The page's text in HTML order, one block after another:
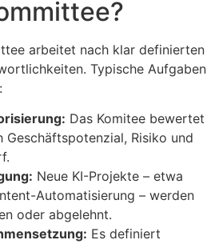
arbeitet nach klar definierten
Typische Aufgaben
Das Komitee bewertet
Geschäftspotenzial, Risiko und
Neue KI-Projekte – etwa
Automatisierung – werden
oder abgelehnt.
Es definiert